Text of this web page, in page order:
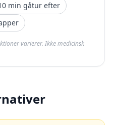
min gåtur efter
varierer. Ikke medicinsk